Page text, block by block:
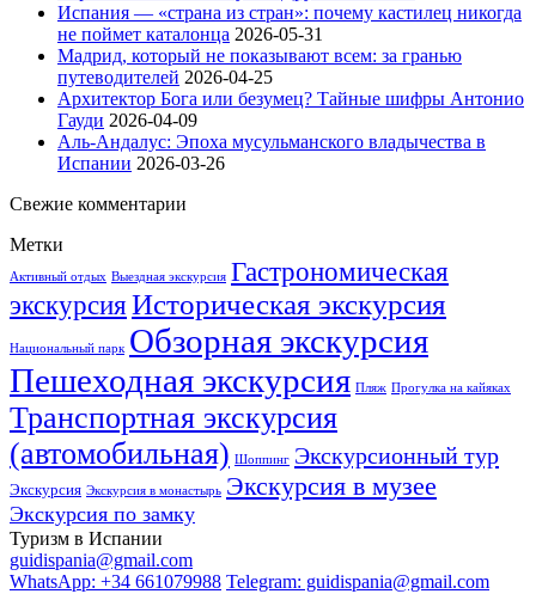
Испания — «страна из стран»: почему кастилец никогда
не поймет каталонца 2026-05-31
Мадрид, который не показывают всем: за гранью
путеводителей 2026-04-25
Архитектор Бога или безумец? Тайные шифры Антонио
Гауди 2026-04-09
Аль-Андалус: Эпоха мусульманского владычества в
Испании 2026-03-26
Свежие комментарии
Метки
Активный отдых Выездная экскурсия Гастрономическая
экскурсияИсторическая экскурсия
Национальный парк Обзорная экскурсия
Пешеходная экскурсия Пляж Прогулка на кайяках
Транспортная экскурсия
(автомобильная) Шоппинг Экскурсионный тур
Экскурсия Экскурсия в монастырь Экскурсия в музее
Экскурсия по замку
Туризм в Испании
guidispania@gmail.com
WhatsApp: +34 661079988 Telegram: guidispania@gmail.com